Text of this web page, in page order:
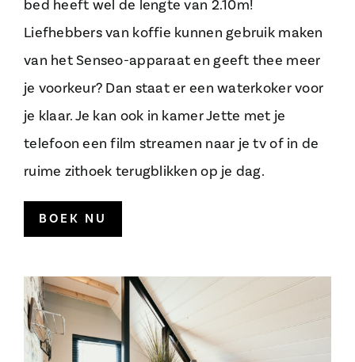
bed heeft wel de lengte van 2.10m!
Liefhebbers van koffie kunnen gebruik maken
van het Senseo-apparaat en geeft thee meer
je voorkeur? Dan staat er een waterkoker voor
je klaar. Je kan ook in kamer Jette met je
telefoon een film streamen naar je tv of in de
ruime zithoek terugblikken op je dag.
BOEK NU